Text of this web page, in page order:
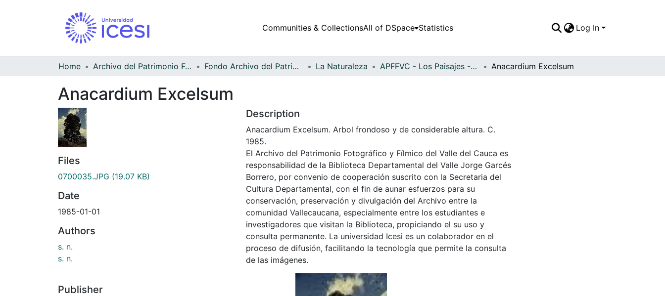
Communities & CollectionsAll of DSpace Statistics Log In
Home Archivo del Patrimonio Fotográfico y Fílmico del Valle del Cauca Fondo Archivo del Patrimonio Fotográfico y Fílmico del Valle del Cauca La Naturaleza APFFVC - Los Paisajes - Patrimonial Anacardium Excelsum
Anacardium Excelsum
Files
0700035.JPG (19.07 KB)
Date
1985-01-01
Authors
s. n.
s. n.
Publisher
Description
Anacardium Excelsum. Arbol frondoso y de considerable altura. C.
1985.
El Archivo del Patrimonio Fotográfico y Fílmico del Valle del Cauca es
responsabilidad de la Biblioteca Departamental del Valle Jorge Garcés
Borrero, por convenio de cooperación suscrito con la Secretaria del
Cultura Departamental, con el fin de aunar esfuerzos para su
conservación, preservación y divulgación del Archivo entre la
comunidad Vallecaucana, especialmente entre los estudiantes e
investigadores que visitan la Biblioteca, propiciando el su uso y
consulta permanente. La universidad Icesi es un colaborador en el
proceso de difusión, facilitando la tecnología que permite la consulta
de las imágenes.